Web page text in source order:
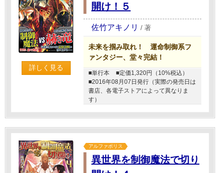
詳しく見る
開け！５
佐竹アキノリ / 著
未来を掴み取れ！ 運命制御系フ
ァンタジー、堂々完結！
■単行本
■定価1,320円（10%税込）
■2016年08月07日発行（実際の発売日は
書店、各電子ストアによって異なりま
す）
アルファポリス
異世界を制御魔法で切り